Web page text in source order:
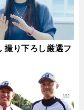
撮り下ろし厳選フ